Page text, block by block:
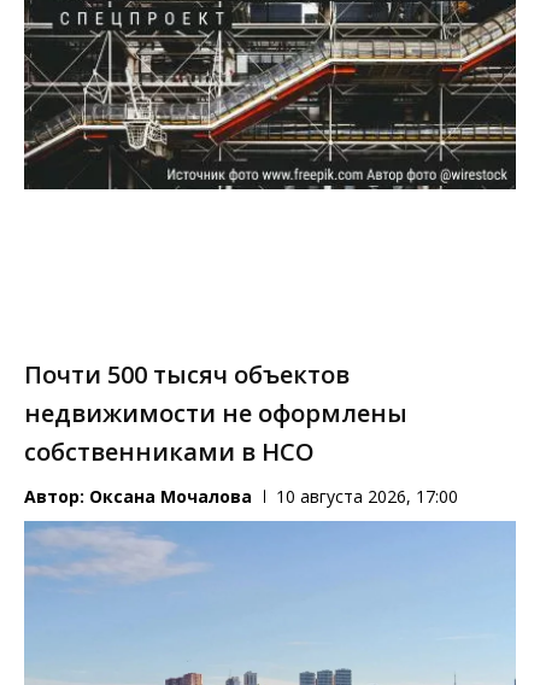
Почти 500 тысяч объектов
недвижимости не оформлены
собственниками в НСО
Автор: Оксана Мочалова 10 августа 2026, 17:00